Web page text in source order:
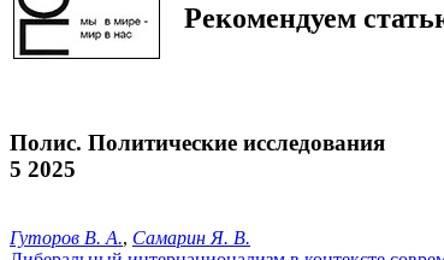
Рекомендуем
Полис. Политические исследования
5 2025
Гуторов В. А., Самарин Я. В.